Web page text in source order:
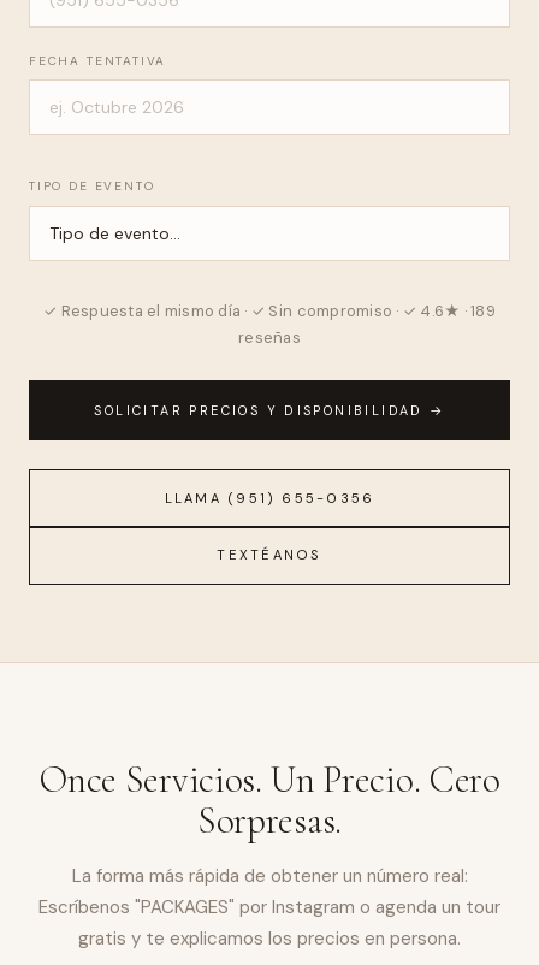
FECHA TENTATIVA
TIPO DE EVENTO
✓ Respuesta el mismo día · ✓ Sin compromiso · ✓ 4.6★ · 189
reseñas
SOLICITAR PRECIOS Y DISPONIBILIDAD →
LLAMA (951) 655-0356
TEXTÉANOS
Once Servicios. Un Precio. Cero
Sorpresas.
La forma más rápida de obtener un número real:
Escríbenos "PACKAGES" por Instagram o agenda un tour
gratis y te explicamos los precios en persona.